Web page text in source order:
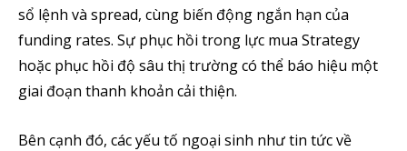
sổ lệnh và spread, cùng biến động ngắn hạn của
funding rates. Sự phục hồi trong lực mua Strategy
hoặc phục hồi độ sâu thị trường có thể báo hiệu một
giai đoạn thanh khoản cải thiện.
Bên cạnh đó, các yếu tố ngoại sinh như tin tức về